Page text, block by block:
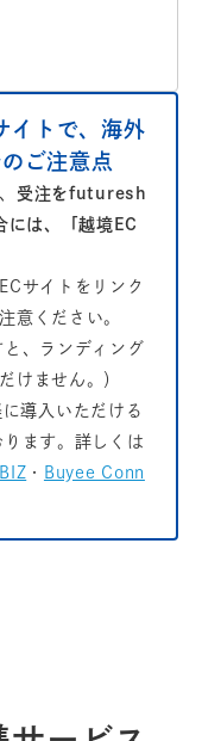
トで、海外
ご注意点
受注をfuturesh
には、「越境EC
サイトをリンク
意ください。
と、ランディング
けません。）
導入いただける
ります。詳しくは
・
Buyee Conn